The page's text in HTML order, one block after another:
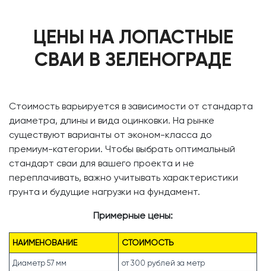
ЦЕНЫ НА ЛОПАСТНЫЕ
СВАИ В ЗЕЛЕНОГРАДЕ
Стоимость варьируется в зависимости от стандарта
диаметра, длины и вида оцинковки. На рынке
существуют варианты от эконом-класса до
премиум-категории. Чтобы выбрать оптимальный
стандарт сваи для вашего проекта и не
переплачивать, важно учитывать характеристики
грунта и будущие нагрузки на фундамент.
Примерные цены:
НАИМЕНОВАНИЕ СТОИМОСТЬ
Диаметр 57 мм от 300 рублей за метр